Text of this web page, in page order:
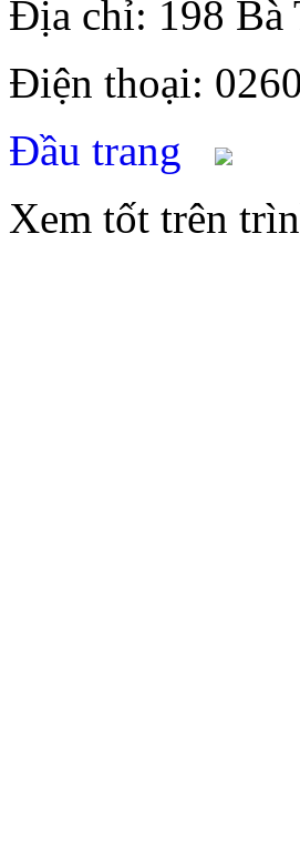
Địa chỉ: 198 Bà
Điện thoại:
Đầu trang
Xem tốt trên